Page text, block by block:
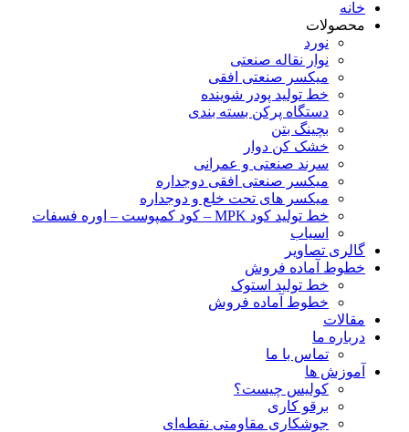
خانه
محصولات
نورد
نوار نقاله صنعتی
ميكسر صنعتی افقی
خط تولید پودر شوينده
دستگاه پرکن بسته بندی
بچينگ بتن
خشک کن دوار
سرند صنعتی و عمرانی
میکسر صنعتی افقی دوجداره
میکسر های تحت خلع و دوجداره
خط تولید کود MPK – کود کمپوست – اوره فسفات
اسیاب
گالری تصاویر
خطوط آماده فروش
خط تولید استوک
خطوط آماده فروش
مقالات
درباره ما
تماس با ما
آموزش ها
کولیس چیست؟
برقو کاری
جوشکاری مقاومتی نقطه‌ای